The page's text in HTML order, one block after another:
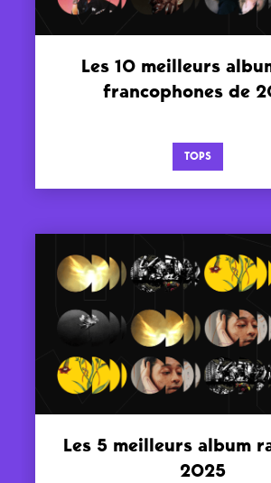
Les 10 meilleurs
francophones de
TOPS
Les 5 meilleurs album
2025